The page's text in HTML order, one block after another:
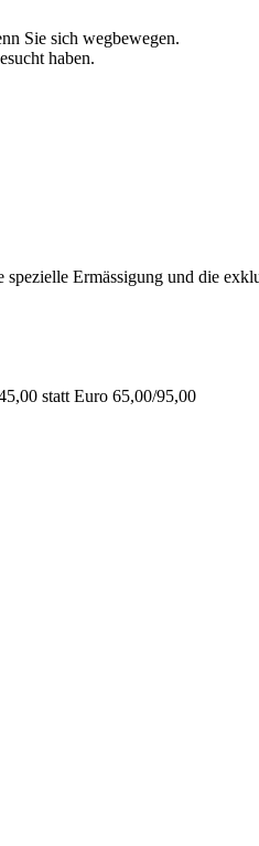
Sie sich wegbewegen.
haben.
Ermässigung und die
statt Euro 65,00/95,00